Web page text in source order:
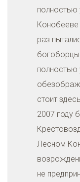
полностью
Конобееве
раз
богоборцы
полностью
стоит
2007 году
Лесном
не